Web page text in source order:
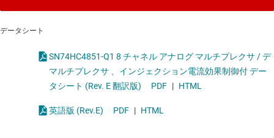
データシート
SN74HC4851-Q1 8 チャネル アナログ マルチプレクサ / デ
マルチプレクサ 、インジェクション電流効果制御付 デー
タシート (Rev. E 翻訳版)
PDF | HTML
英語版 (Rev.E) PDF | HTML